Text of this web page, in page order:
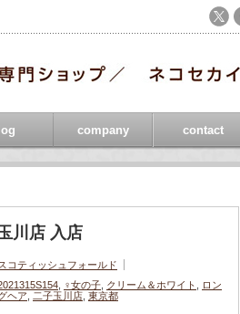
company contact
川店 入店
コティッシュフォールド
♀女の子 クリーム＆ホワイト
ロン
ヘア
二子玉川店 東京都